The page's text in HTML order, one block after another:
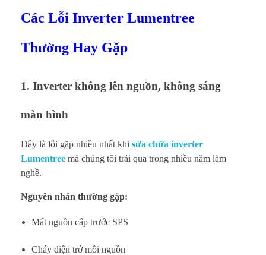
Các Lỗi Inverter Lumentree
Thường Hay Gặp
1. Inverter không lên nguồn, không sáng
màn hình
Đây là lỗi gặp nhiều nhất khi sửa chữa inverter
Lumentree mà chúng tôi trải qua trong nhiều năm làm
nghề.
Nguyên nhân thường gặp:
Mất nguồn cấp trước SPS
Cháy điện trở mồi nguồn